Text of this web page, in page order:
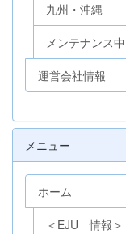
九州・沖縄
メンテナンス中
運営会社情報
メニュー
ホーム
＜EJU 情報＞